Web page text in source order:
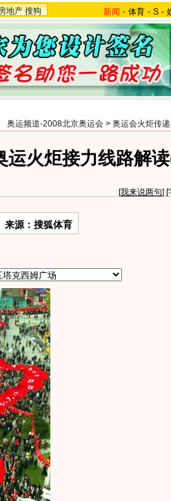
地产 搜狗 新闻 - 体育 - S -
奥运频道-2008北京奥运会 > 奥运会火炬传递
运火炬接力线路解
[我来说两句] [
来源：搜狐体育